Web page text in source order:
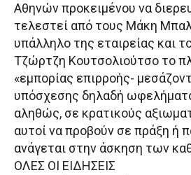
Αθηνών προκειμένου να
τελεστεί από τους Μάκη
υπάλληλο της εταιρείας και
Τζώρτζη Κουτσολιούτσο το
«εμπορίας επιρροής-
υπόσχεσης δηλαδή
αληθώς, σε κρατικούς
αυτοί να προβούν σε πράξη ή
ανάγεται στην άσκηση των
ΟΛΕΣ ΟΙ ΕΙΔΗΣΕΙΣ